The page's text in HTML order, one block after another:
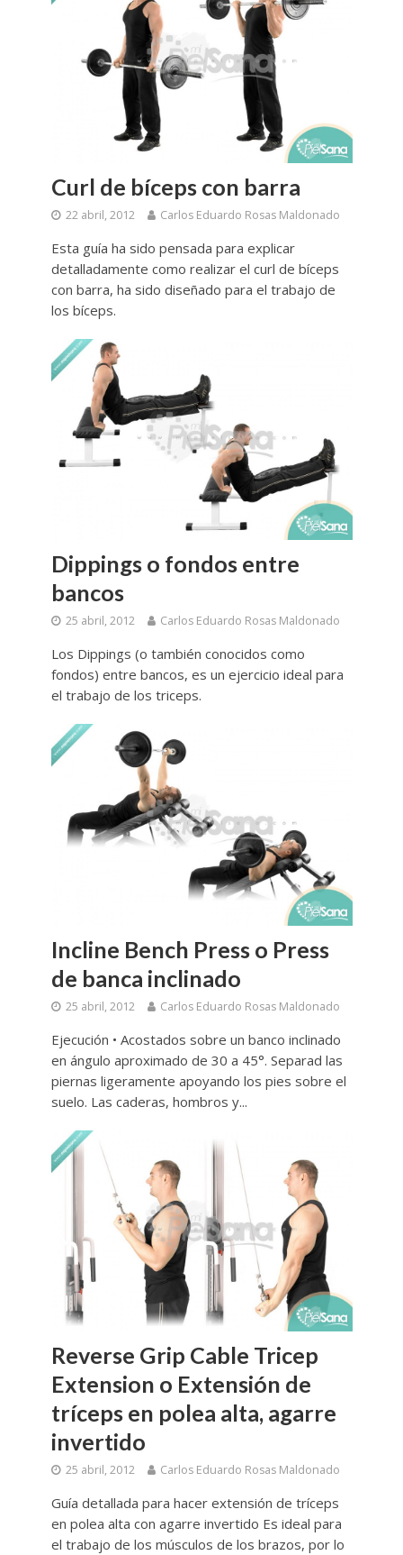
Curl de bíceps con barra
22 abril, 2012 Carlos Eduardo Rosas Maldonado
Esta guía ha sido pensada para explicar
detalladamente como realizar el curl de bíceps
con barra, ha sido diseñado para el trabajo de
los bíceps.
Dippings o fondos entre
bancos
25 abril, 2012 Carlos Eduardo Rosas Maldonado
Los Dippings (o también conocidos como
fondos) entre bancos, es un ejercicio ideal para
el trabajo de los triceps.
Incline Bench Press o Press
de banca inclinado
25 abril, 2012 Carlos Eduardo Rosas Maldonado
Ejecución • Acostados sobre un banco inclinado
en ángulo aproximado de 30 a 45°. Separad las
piernas ligeramente apoyando los pies sobre el
suelo. Las caderas, hombros y...
Reverse Grip Cable Tricep
Extension o Extensión de
tríceps en polea alta, agarre
invertido
25 abril, 2012 Carlos Eduardo Rosas Maldonado
Guía detallada para hacer extensión de tríceps
en polea alta con agarre invertido Es ideal para
el trabajo de los músculos de los brazos, por lo